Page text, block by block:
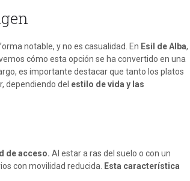
notable, y no es casualidad. En Esil de Alba,
cómo esta opción se ha convertido en una
es importante destacar que tanto los platos
dependiendo del estilo de vida y las
de acceso. Al estar a ras del suelo o con un
con movilidad reducida.
Esta característica